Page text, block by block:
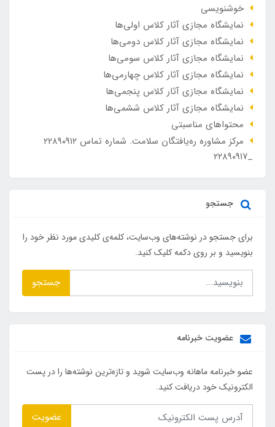
خوشنویسی
نمایشگاه مجازی آثار کلاس اولی‌ها
نمایشگاه مجازی آثار کلاس دومی‌ها
نمایشگاه مجازی آثار کلاس سومی‌ها
نمایشگاه مجازی آثار کلاس چهارمی‌ها
نمایشگاه مجازی آثار کلاس پنجمی‌ها
نمایشگاه مجازی آثار کلاس ششمی‌ها
محتواهای مناسبتی
مرکز مشاوره ره‌یافتگان سلامت. شماره تماس ۲۲۸۹۰۹۱۲
_۲۲۸۹۰۹۱۷
جستجو
برای جستجو در نوشته‌های وب‌سایت، کلمه‌ی کلیدی مورد نظر خود را
بنویسید و بر روی دکمه کلیک کنید.
جستجو
عضویت خبرنامه
عضو خبرنامه ماهانه وب‌سایت شوید و تازه‌ترین نوشته‌ها را در پست
الکترونیک خود دریافت کنید.
عضویت